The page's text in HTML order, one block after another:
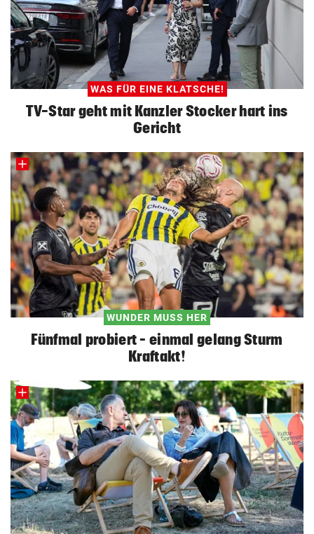
WAS FÜR EINE KLATSCHE!
TV-Star geht mit Kanzler Stocker hart ins
Gericht
WUNDER MUSS HER
Fünfmal probiert – einmal gelang Sturm
Kraftakt!